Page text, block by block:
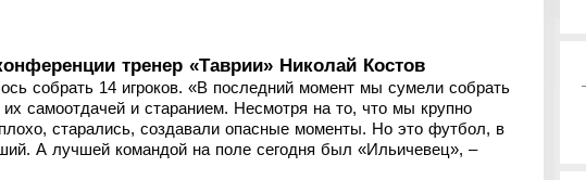
тренер «Таврии» Николай Костов
собрать 14 игроков. «В последний момент мы сумели собрать
самоотдачей и старанием. Несмотря на то, что мы крупно
старались, создавали опасные моменты. Но это футбол, в
А лучшей командой на поле сегодня был «Ильичевец», –